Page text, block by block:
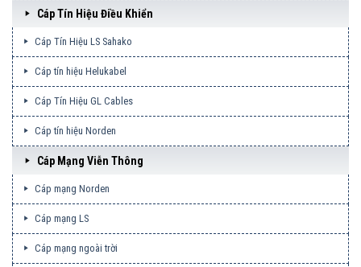
Cáp Tín Hiệu Điều Khiển
Cáp Tín Hiệu LS Sahako
Cáp tín hiệu Helukabel
Cáp Tín Hiệu GL Cables
Cáp tín hiệu Norden
Cáp Mạng Viễn Thông
Cáp mạng Norden
Cáp mạng LS
Cáp mạng ngoài trời